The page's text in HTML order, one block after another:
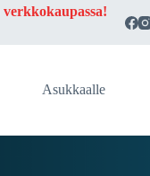
verkkokaupassa!
Asukkaalle